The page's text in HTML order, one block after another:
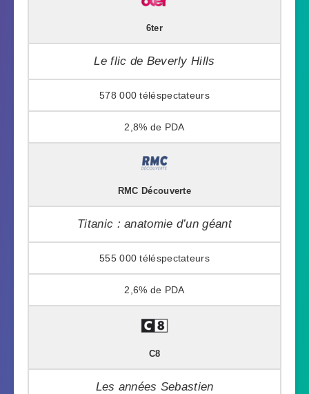
6ter
Le flic de Beverly Hills
578 000
2,8%
RMC Découverte
Titanic : anatomie d’un géant
555 000
2,6%
C8
Les années Sebastien